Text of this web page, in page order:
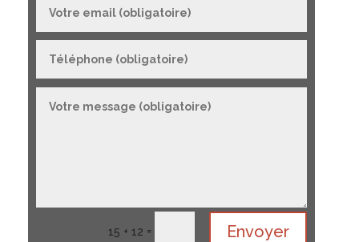
15 + 12 = Envoyer